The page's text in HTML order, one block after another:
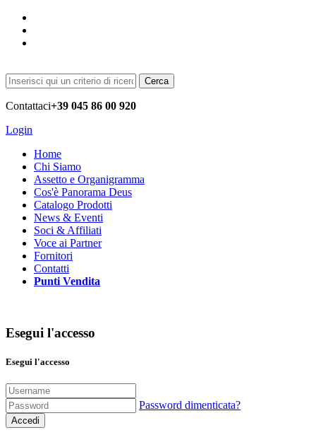
Cerca
Contattaci+39 045 86 00 920
Login
Home
Chi Siamo
Assetto e Organigramma
Cos'è Panorama Deus
Catalogo Prodotti
News & Eventi
Soci & Affiliati
Voce ai Partner
Fornitori
Contatti
Punti Vendita
Esegui l'accesso
Esegui l'accesso
Password dimenticata?
Accedi